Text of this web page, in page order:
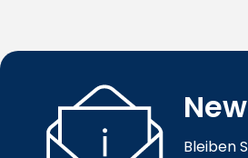
Bleiben